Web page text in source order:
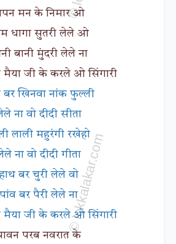
मन के निमार ओ
धागा सुतरी लेले ओ
बानी मुंदरी लेले ना
मैया जी के करले ओ सिंगारी
बर खिनवा नांक फुल्ली
ना वो दीदी सीता
लाली महुरंगी रखेहो
ना वो दीदी गीता
बर चुरी लेले वो
पांव बर पैरी लेले ना
मैया जी के करले ओ सिंगारी
परब नवरात के